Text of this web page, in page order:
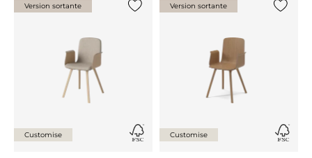
Version sortante
Customise
Version sortante
Customise